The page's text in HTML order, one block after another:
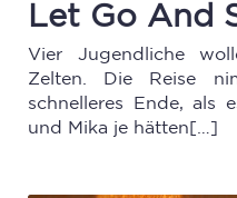
Let Go And
Vier Jugendliche
Zelten. Die Reise
schnelleres Ende, als
und Mika je hätten[…]